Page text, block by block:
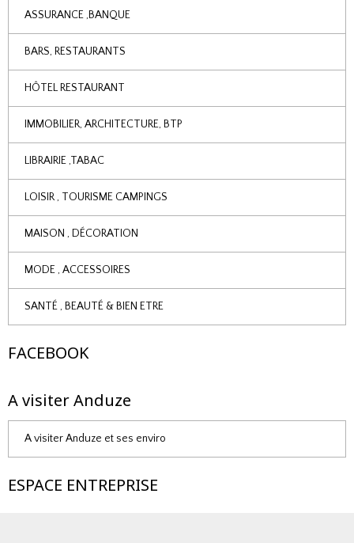
ASSURANCE ,BANQUE
BARS, RESTAURANTS
HÔTEL RESTAURANT
IMMOBILIER, ARCHITECTURE, BTP
LIBRAIRIE ,TABAC
LOISIR , TOURISME CAMPINGS
MAISON , DÉCORATION
MODE , ACCESSOIRES
SANTÉ , BEAUTÉ & BIEN ETRE
FACEBOOK
A visiter Anduze
A visiter Anduze et ses enviro
ESPACE ENTREPRISE